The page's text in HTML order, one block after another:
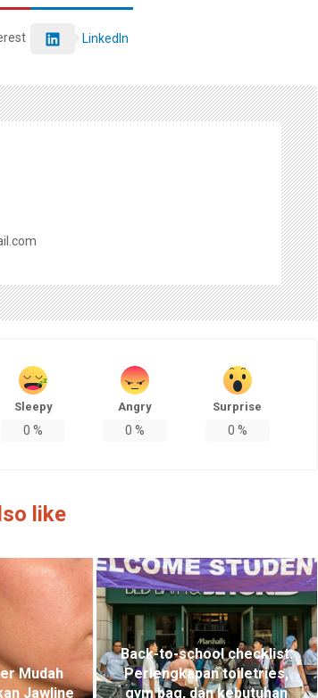
LinkedIn
Sleepy
0 %
Angry
0 %
Surprise
0 %
like
Mudah
Jawline
Back-to-school checklist:
Perlengkapan toiletries,
gym bag, dan kebutuhan